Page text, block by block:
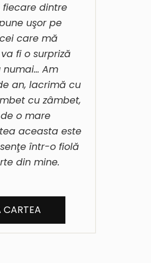
fiecare dintre
uşor pe
care mă
fi o surpriză
Am
an, lacrimă cu
cu zâmbet,
o mare
aceasta este
într-o fiolă
din mine.